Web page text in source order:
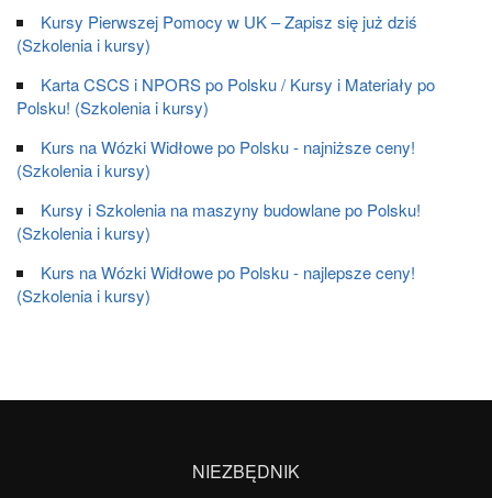
Kursy Pierwszej Pomocy w UK – Zapisz się już dziś
(Szkolenia i kursy)
Karta CSCS i NPORS po Polsku / Kursy i Materiały po
Polsku! (Szkolenia i kursy)
Kurs na Wózki Widłowe po Polsku - najniższe ceny!
(Szkolenia i kursy)
Kursy i Szkolenia na maszyny budowlane po Polsku!
(Szkolenia i kursy)
Kurs na Wózki Widłowe po Polsku - najlepsze ceny!
(Szkolenia i kursy)
NIEZBĘDNIK